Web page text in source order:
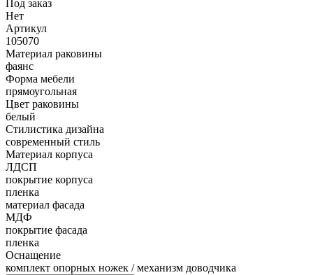
Под заказ
Нет
Артикул
105070
Материал раковины
фаянс
Форма мебели
прямоугольная
Цвет раковины
белый
Стилистика дизайна
современный стиль
Материал корпуса
ЛДСП
покрытие корпуса
пленка
материал фасада
МДФ
покрытие фасада
пленка
Оснащение
комплект опорных ножек / механизм доводчика